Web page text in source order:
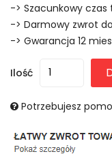
-> Szacunkowy
-> Darmowy zwrot
-> Gwarancja 12
Ilość
Potrzebujesz